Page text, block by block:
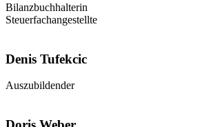
Bilanzbuchhalterin
Steuerfachangestellte
Denis Tufekcic
Auszubildender